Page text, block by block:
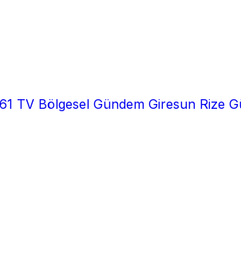
TV Bölgesel Gündem Giresun Rize